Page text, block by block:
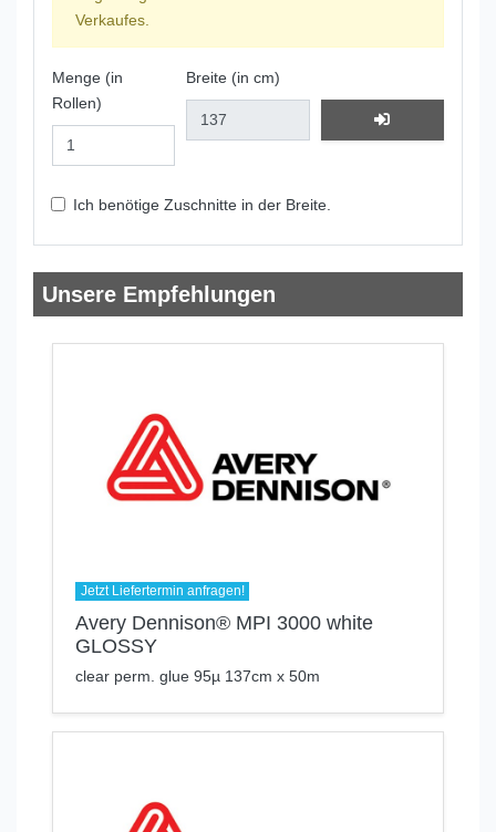
Verkaufes.
Menge (in
Rollen)
Breite (in cm)
Ich benötige Zuschnitte in der Breite.
Unsere Empfehlungen
Jetzt Liefertermin anfragen!
Avery Dennison® MPI 3000 white
GLOSSY
clear perm. glue 95µ 137cm x 50m